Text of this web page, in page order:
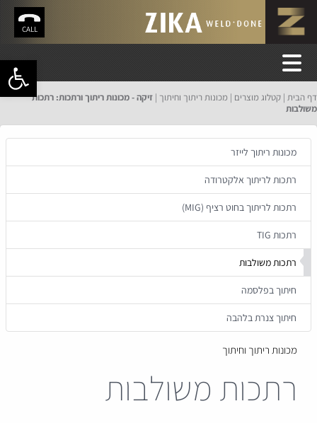
פתח
CALL
דף הבית קטלוג מוצרים מכונות ריתוך וחיתוך זיקה - מכונות ריתוך ורתכות: רתכות
משולבות
מכונות ריתוך לייזר
רתכות לריתוך אלקטרודה
רתכות לריתוך בחוט רציף (MIG)
רתכות TIG
רתכות משולבות
חיתוך בפלסמה
חיתוך צנרת בלהבה
מכונות ריתוך וחיתוך
רתכות משולבות